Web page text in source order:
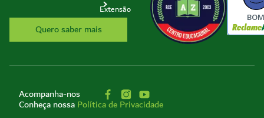
Quero saber mais
Extensão
Acompanha-nos
Conheça nossaPolítica de Privacidade